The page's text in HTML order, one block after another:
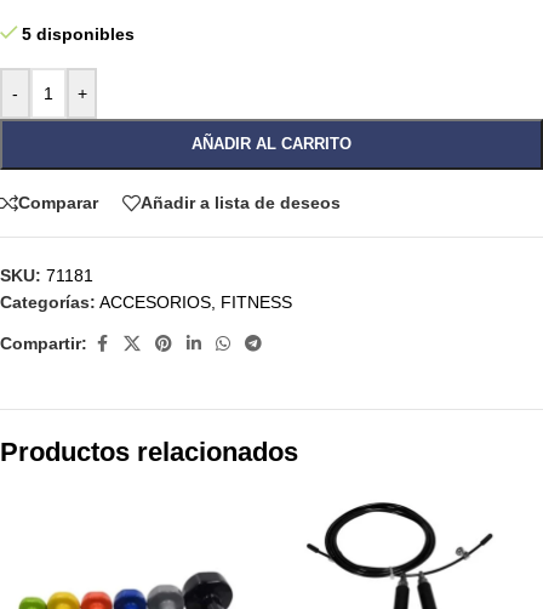
5 disponibles
- +
AÑADIR AL CARRITO
Comparar Añadir a lista de deseos
SKU: 71181
Categorías: ACCESORIOS FITNESS
Compartir:
Productos relacionados